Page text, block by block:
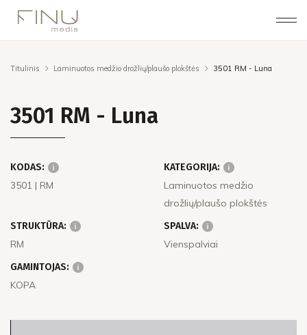
Titulinis Laminuotos medžio drožlių/plaušo plokštės 3501 RM - Luna
3501 RM - Luna
KODAS:
3501 | RM
KATEGORIJA:
Laminuotos medžio
drožlių/plaušo plokštės
STRUKTŪRA:
RM
SPALVA:
Vienspalviai
GAMINTOJAS:
KOPA